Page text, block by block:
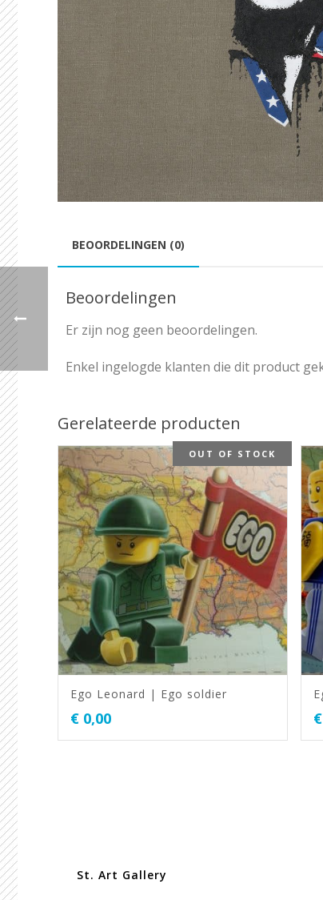
BEOORDELINGEN (0)
Beoordelingen
Er zijn nog geen beoordelingen.
Enkel ingelogde klanten die dit product
Gerelateerde producten
OUT OF STOCK
Ego Leonard | Ego soldier
€ 0,00 €
St. Art Gallery